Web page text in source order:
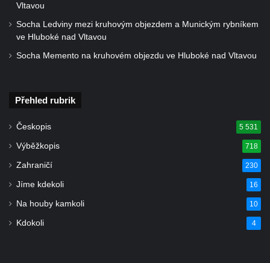
Vltavou
Socha Ledviny mezi kruhovým objezdem a Munickým rybníkem
ve Hluboké nad Vltavou
Socha Memento na kruhovém objezdu ve Hluboké nad Vltavou
Přehled rubrik
Českopis 5 531
Výběžkopis 718
Zahraničí 230
Jíme kdekoli 16
Na houby kamkoli 10
Kdokoli 4